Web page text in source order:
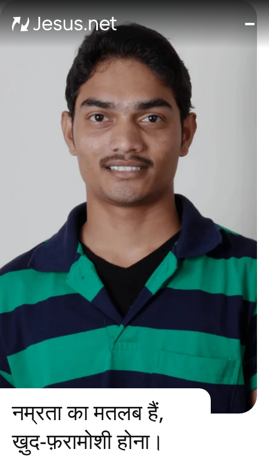
घर
मूवीज़
नम्रता का मतलब हैं,
ख़ुद-फ़रामोशी होना।